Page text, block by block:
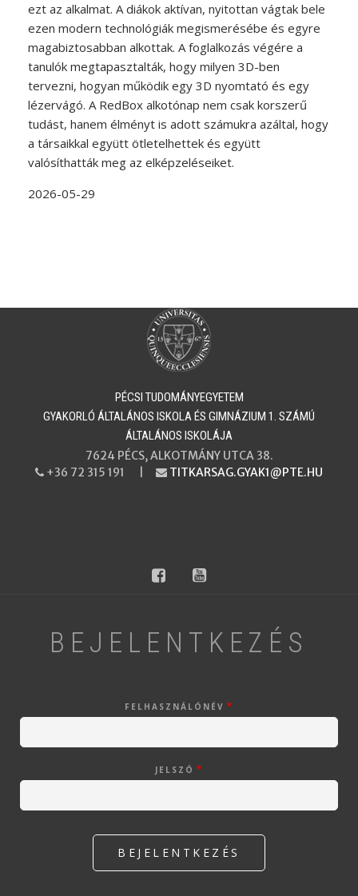
ezt az alkalmat. A diákok aktívan, nyitottan vágtak bele
ezen modern technológiák megismerésébe és egyre
magabiztosabban alkottak. A foglalkozás végére a
tanulók megtapasztalták, hogy milyen 3D-ben
tervezni, hogyan működik egy 3D nyomtató és egy
lézervágó. A RedBox alkotónap nem csak korszerű
tudást, hanem élményt is adott számukra azáltal, hogy
a társaikkal együtt ötletelhettek és együtt
valósíthatták meg az elképzeléseiket.
2026-05-29
PÉCSI TUDOMÁNYEGYETEM
​​​​​​​GYAKORLÓ ÁLTALÁNOS ISKOLA ÉS GIMNÁZIUM 1. SZÁMÚ
ÁLTALÁNOS ISKOLÁJA
7624 PÉCS, ALKOTMÁNY UTCA 38.
PHONE
+36 72 315 191 | EMAIL
TITKARSAG.GYAK1@PTE.HU
facebookyoutube
BEJELENTKEZÉS
FELHASZNÁLÓNÉV
JELSZÓ